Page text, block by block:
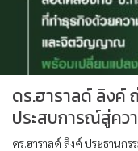
ดร.ฮาราลด์ ลิงค์
ประสบการณ์สู่คว
ดร.ฮาราลด์ ลิงค์ ประธานก